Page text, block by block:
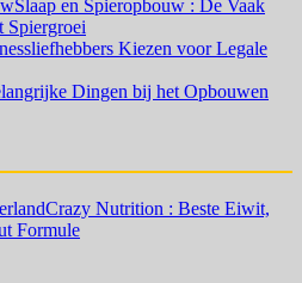
Slaap en Spieropbouw : De Vaak
Spiergroei
Kiezen voor Legale
Dingen bij het Opbouwen
Crazy Nutrition : Beste Eiwit,
Formule